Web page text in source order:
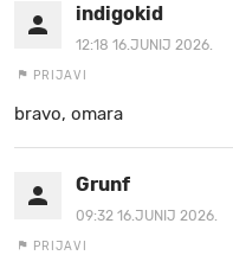
indigokid
12:18 16.JUNIJ 2026.
PRIJAVI
bravo, omara
Grunf
09:32 16.JUNIJ 2026.
PRIJAVI